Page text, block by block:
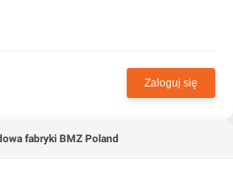
zelektryfikowanych, w tym
hali
ok. 6700 metrów
infrastrukturę poboczną tj.
Zaloguj się
fabryki BMZ Poland